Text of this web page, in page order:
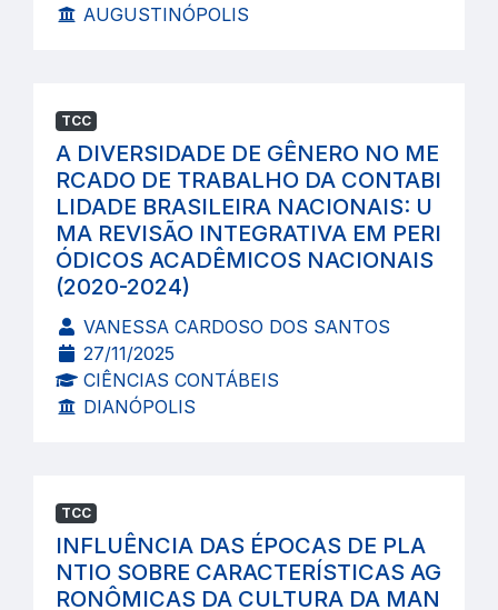
AUGUSTINÓPOLIS
TCC
A DIVERSIDADE DE GÊNERO NO ME
RCADO DE TRABALHO DA CONTABI
LIDADE BRASILEIRA NACIONAIS: U
MA REVISÃO INTEGRATIVA EM PERI
ÓDICOS ACADÊMICOS NACIONAIS
(2020-2024)
VANESSA CARDOSO DOS SANTOS
27/11/2025
CIÊNCIAS CONTÁBEIS
DIANÓPOLIS
TCC
INFLUÊNCIA DAS ÉPOCAS DE PLA
NTIO SOBRE CARACTERÍSTICAS AG
RONÔMICAS DA CULTURA DA MAN